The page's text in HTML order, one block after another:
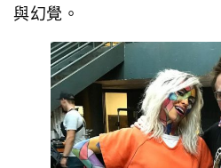
與幻覺。